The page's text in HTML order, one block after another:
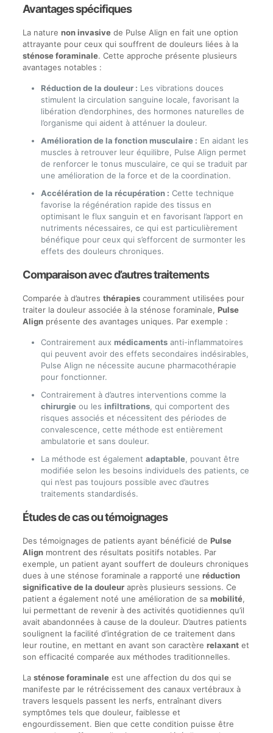
Avantages spécifiques
La nature non invasivede Pulse Align en fait une option
attrayante pour ceux qui souffrent de douleurs liées à la
sténose foraminale. Cette approche présente plusieurs
avantages notables :
Réduction de la douleur : Les vibrations douces
stimulent la circulation sanguine locale, favorisant la
libération d’endorphines, des hormones naturelles de
l’organisme qui aident à atténuer la douleur.
Amélioration de la fonction musculaire : En aidant les
muscles à retrouver leur équilibre, Pulse Align permet
de renforcer le tonus musculaire, ce qui se traduit par
une amélioration de la force et de la coordination.
Accélération de la récupération : Cette technique
favorise la régénération rapide des tissus en
optimisant le flux sanguin et en favorisant l’apport en
nutriments nécessaires, ce qui est particulièrement
bénéfique pour ceux qui s’efforcent de surmonter les
effets des douleurs chroniques.
Comparaison avec d’autres traitements
Comparée à d’autres thérapiescouramment utilisées pour
traiter la douleur associée à la sténose foraminale, Pulse
Alignprésente des avantages uniques. Par exemple :
Contrairement aux médicamentsanti-inflammatoires
qui peuvent avoir des effets secondaires indésirables,
Pulse Align ne nécessite aucune pharmacothérapie
pour fonctionner.
Contrairement à d’autres interventions comme la
chirurgieou les infiltrations, qui comportent des
risques associés et nécessitent des périodes de
convalescence, cette méthode est entièrement
ambulatorie et sans douleur.
La méthode est également adaptable, pouvant être
modifiée selon les besoins individuels des patients, ce
qui n’est pas toujours possible avec d’autres
traitements standardisés.
Études de cas ou témoignages
Des témoignages de patients ayant bénéficié de Pulse
Alignmontrent des résultats positifs notables. Par
exemple, un patient ayant souffert de douleurs chroniques
dues à une sténose foraminale a rapporté une réduction
significative de la douleuraprès plusieurs sessions. Ce
patient a également noté une amélioration de sa mobilité,
lui permettant de revenir à des activités quotidiennes qu’il
avait abandonnées à cause de la douleur. D’autres patients
soulignent la facilité d’intégration de ce traitement dans
leur routine, en mettant en avant son caractère relaxantet
son efficacité comparée aux méthodes traditionnelles.
La sténose foraminaleest une affection du dos qui se
manifeste par le rétrécissement des canaux vertébraux à
travers lesquels passent les nerfs, entraînant divers
symptômes tels que douleur, faiblesse et
engourdissement. Bien que cette condition puisse être